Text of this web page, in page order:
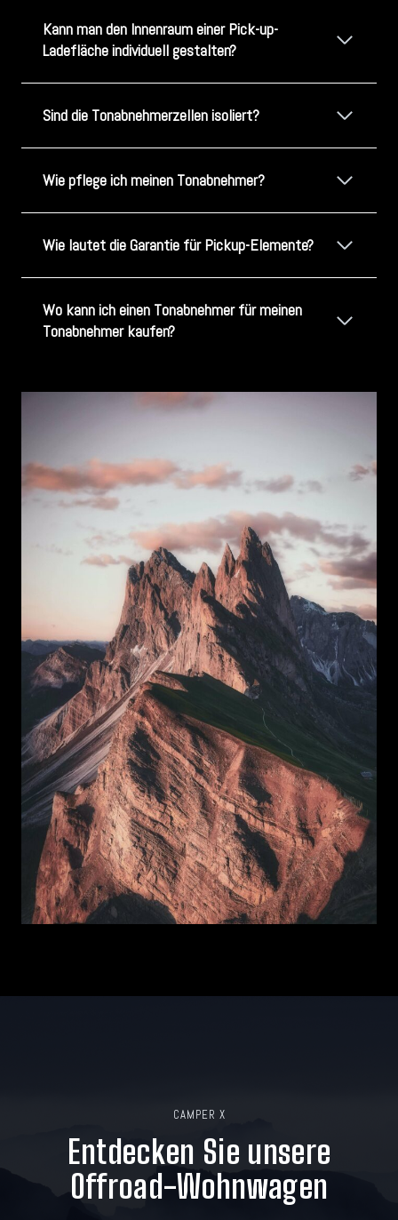
Kann man den Innenraum einer Pick-up-
Ladefläche individuell gestalten?
Sind die Tonabnehmerzellen isoliert?
Wie pflege ich meinen Tonabnehmer?
Wie lautet die Garantie für Pickup-Elemente?
Wo kann ich einen Tonabnehmer für meinen
Tonabnehmer kaufen?
CAMPER X
Entdecken Sie unsere
Offroad-Wohnwagen